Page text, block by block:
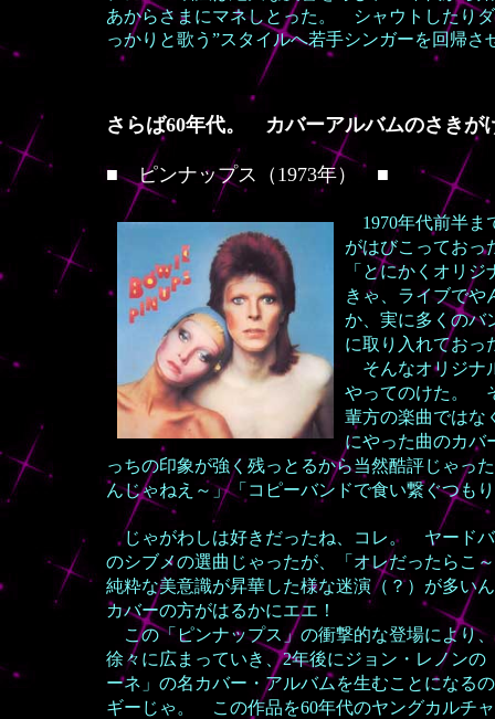
あからさまにマネしとった。 シャウトしたり
っかりと歌う”スタイルへ若手シンガーを回帰
さらば60年代。 カバーアルバムのさきが
■ピンナップス（1973年） ■
1970年代前半
がはびこってお
「とにかくオリ
きゃ、ライブでや
か、実に多くのバ
に取り入れておっ
そんなオリジナ
やってのけた。
輩方の楽曲ではな
にやった曲のカ
っちの印象が強く残っとるから当然酷評じゃ
んじゃねえ～」「コピーバンドで食い繋ぐつも
じゃがわしは好きだったね、コレ。 ヤードバ
のシブメの選曲じゃったが、「オレだったらこ
純粋な美意識が昇華した様な迷演（？）が多い
カバーの方がはるかにエエ！
この「ピンナップス」の衝撃的な登場により
徐々に広まっていき、2年後にジョン・レノン
ーネ」の名カバー・アルバムを生むことにな
ギーじゃ。 この作品を60年代のヤングカルチ